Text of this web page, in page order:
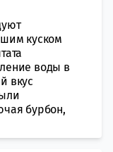
куском
воды в
вкус
бурбон,